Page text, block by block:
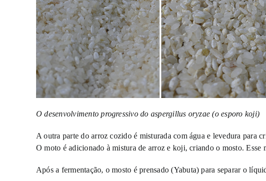
O desenvolvimento progressivo do aspergillus oryzae (o esporo koji)
A outra parte do arroz cozido é misturada com água e levedura para
O moto é adicionado à mistura de arroz e koji, criando o mosto. Esse
Após a fermentação, o mosto é prensado (Yabuta) para separar o